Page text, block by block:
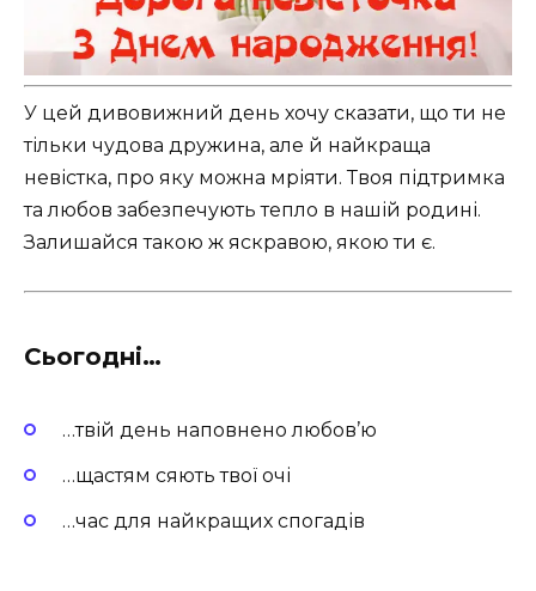
У цей дивовижний день хочу сказати, що ти не
тільки чудова дружина, але й найкраща
невістка, про яку можна мріяти. Твоя підтримка
та любов забезпечують тепло в нашій родині.
Залишайся такою ж яскравою, якою ти є.
Сьогодні…
…твій день наповнено любов’ю
…щастям сяють твої очі
…час для найкращих спогадів